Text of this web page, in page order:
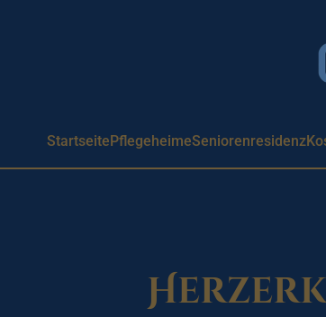
StartseitePflegeheimeSeniorenresidenz